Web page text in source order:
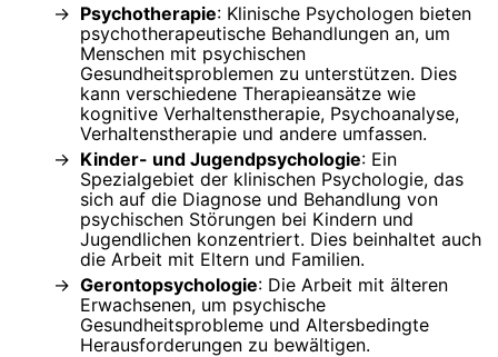
Psychotherapie: Klinische Psychologen bieten
psychotherapeutische Behandlungen an, um
Menschen mit psychischen
Gesundheitsproblemen zu unterstützen. Dies
kann verschiedene Therapieansätze wie
kognitive Verhaltenstherapie, Psychoanalyse,
Verhaltenstherapie und andere umfassen.
Kinder- und Jugendpsychologie: Ein
Spezialgebiet der klinischen Psychologie, das
sich auf die Diagnose und Behandlung von
psychischen Störungen bei Kindern und
Jugendlichen konzentriert. Dies beinhaltet auch
die Arbeit mit Eltern und Familien.
Gerontopsychologie: Die Arbeit mit älteren
Erwachsenen, um psychische
Gesundheitsprobleme und Altersbedingte
Herausforderungen zu bewältigen.